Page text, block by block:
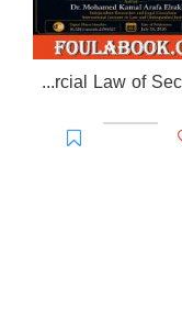
EL-RAKHAWI MESSAGE: The Global Reference on Commercial Law of Securities